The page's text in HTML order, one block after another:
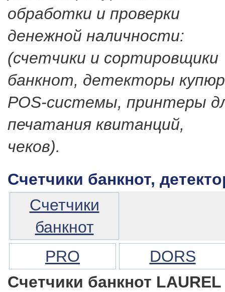
обработки и проверки
денежной наличности:
(счетчики и сортировщики
банкнот, детекторы
POS-системы, принтеры
печатания квитанций,
чеков).
Счетчики банкнот,
Счетчики
банкнот
PRO
DORS
Счетчики банкнот LAUREL